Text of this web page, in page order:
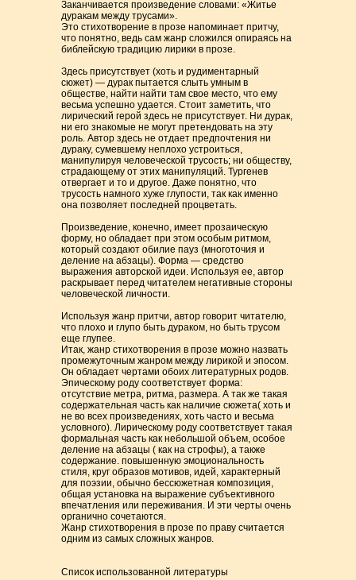
Заканчивается произведение словами: «Житье
дуракам между трусами».
Это стихотворение в прозе напоминает притчу,
что понятно, ведь сам жанр сложился опираясь на
библейскую традицию лирики в прозе.
Здесь присутствует (хоть и рудиментарный
сюжет) — дурак пытается слыть умным в
обществе, найти найти там свое место, что ему
весьма успешно удается. Стоит заметить, что
лирический герой здесь не присутствует. Ни дурак,
ни его знакомые не могут претендовать на эту
роль. Автор здесь не отдает предпочтения ни
дураку, сумевшему неплохо устроиться,
манипулируя человеческой трусость; ни обществу,
страдающему от этих манипуляций. Тургенев
отвергает и то и другое. Даже понятно, что
трусость намного хуже глупости, так как именно
она позволяет последней процветать.
Произведение, конечно, имеет прозаическую
форму, но обладает при этом особым ритмом,
который создают обилие пауз (многоточия и
деление на абзацы). Форма — средство
выражения авторской идеи. Используя ее, автор
раскрывает перед читателем негативные стороны
человеческой личности.
Используя жанр притчи, автор говорит читателю,
что плохо и глупо быть дураком, но быть трусом
еще глупее.
Итак, жанр стихотворения в прозе можно назвать
промежуточным жанром между лирикой и эпосом.
Он обладает чертами обоих литературных родов.
Эпическому роду соответствует форма:
отсутствие метра, ритма, размера. А так же такая
содержательная часть как наличие сюжета( хоть и
не во всех произведениях, хоть часто и весьма
условного). Лирическому роду соответствует такая
формальная часть как небольшой объем, особое
деление на абзацы ( как на строфы), а также
содержание. повышенную эмоциональность
стиля, круг образов мотивов, идей, характерный
для поэзии, обычно бессюжетная композиция,
общая установка на выражение субъективного
впечатления или переживания. И эти черты очень
органично сочетаются.
Жанр стихотворения в прозе по праву считается
одним из самых сложных жанров.
Список использованной литературы